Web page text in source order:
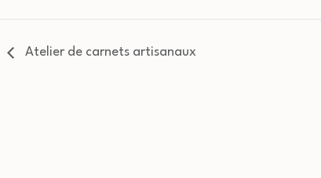
Atelier de carnets artisanaux